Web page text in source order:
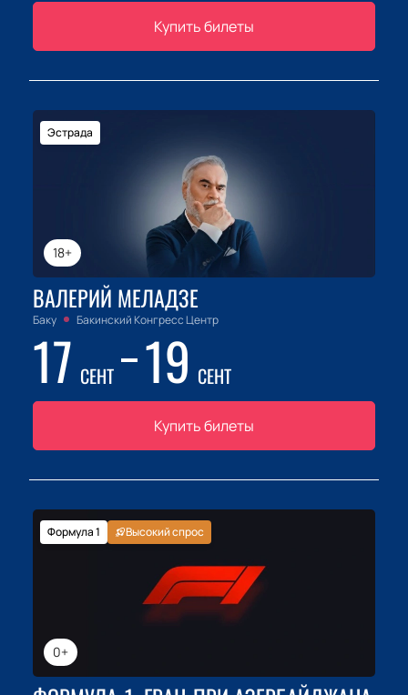
Купить билеты
18+
Эстрада
ВАЛЕРИЙ МЕЛАДЗЕ
Баку Бакинский Конгресс Центр
17 СЕНТ 19 СЕНТ
Купить билеты
0+
Формула 1 Высокий спрос